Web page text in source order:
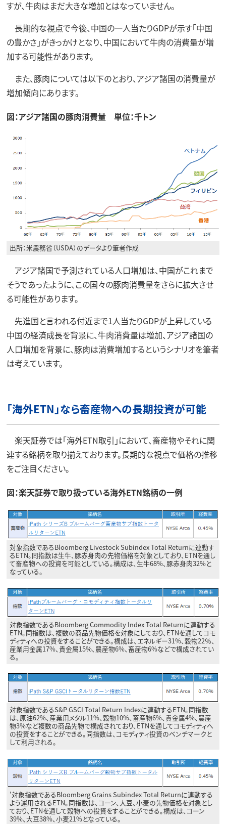
すが、牛肉はまだ大きな増加とはなっていません。
長期的な視点で今後、中国の一人当たりGDPが示す「中国
の豊かさ」がきっかけとなり、中国において牛肉の消費量が増
加する可能性があります。
また、豚肉については以下のとおり、アジア諸国の消費量が
増加傾向にあります。
図：アジア諸国の豚肉消費量 単位：千トン
出所：米農務省（USDA）のデータより筆者作成
アジア諸国で予測されている人口増加は、中国がこれまで
そうであったように、この国々の豚肉消費量をさらに拡大させ
る可能性があります。
先進国と言われる付近まで1人当たりGDPが上昇している
中国の経済成長を背景に、牛肉消費量は増加、アジア諸国の
人口増加を背景に、豚肉は消費増加するというシナリオを筆者
は考えています。
「海外ETN」なら畜産物への長期投資が可能
楽天証券では「海外ETN取引」において、畜産物やそれに関
連する銘柄を取り揃えております。長期的な視点で価格の推移
をご注目ください。
図：楽天証券で取り扱っている海外ETN銘柄の一例
対象指数であるBloomberg Livestock Subindex Total Returnに連動す
るETN。同指数は生牛、豚赤身肉の先物価格を対象としており、ETNを通し
て畜産物への投資を可能としている。構成は、生牛68%、豚赤身肉32%と
なっている。
対象指数であるBloomberg Commodity Index Total Returnに連動する
ETN。同指数は、複数の商品先物価格を対象にしており、ETNを通してコモ
ディティへの投資をすることができる。構成は、エネルギー31%、穀物22％、
産業用金属17%、貴金属15%、農産物6%、畜産物6%などで構成されてい
る。
対象指数であるS&P GSCI Total Return Indexに連動するETN。同指数
は、原油62%、産業用メタル11%、穀物10%、畜産物6%、貴金属4%、農産
物3%など複数の商品先物で構成されており、ETNを通してコモディティへ
の投資をすることができる。同指数は、コモディティ投資のベンチマークと
して利用される。
'対象指数であるBloomberg Grains Subindex Total Returnに連動する
よう運用されるETN。同指数は、コーン、大豆、小麦の先物価格を対象とし
ており、ETNを通して穀物への投資をすることができる。構成は、コーン
39%、大豆38%、小麦21%となっている。